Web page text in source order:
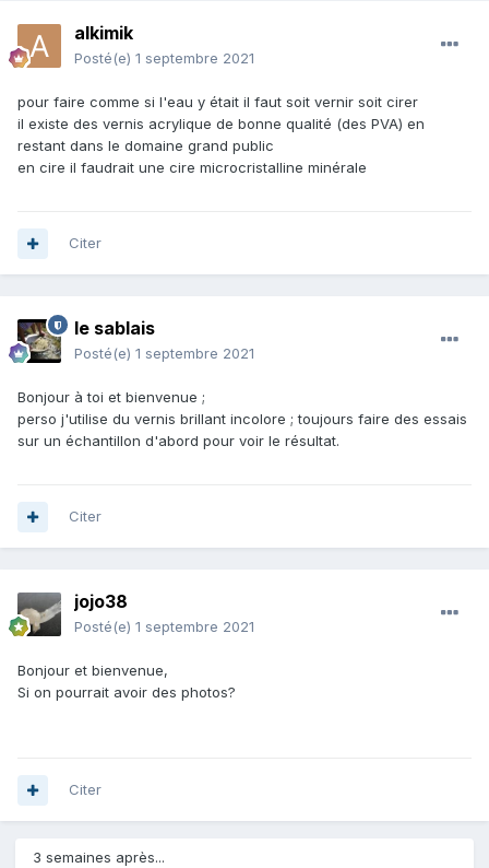
alkimik
Posté(e) 1 septembre 2021
pour faire comme si l'eau y était il faut soit vernir soit cirer
il existe des vernis acrylique de bonne qualité (des PVA) en
restant dans le domaine grand public
en cire il faudrait une cire microcristalline minérale
Citer
le sablais
Posté(e) 1 septembre 2021
Bonjour à toi et bienvenue ;
perso j'utilise du vernis brillant incolore ; toujours faire des essais
sur un échantillon d'abord pour voir le résultat.
Citer
jojo38
Posté(e) 1 septembre 2021
Bonjour et bienvenue,
Si on pourrait avoir des photos?
Citer
3 semaines après...